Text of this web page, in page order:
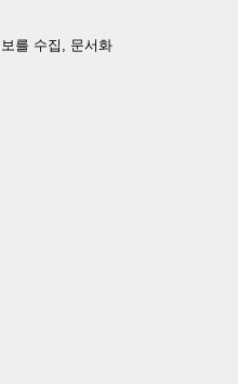
를 수집, 문서화